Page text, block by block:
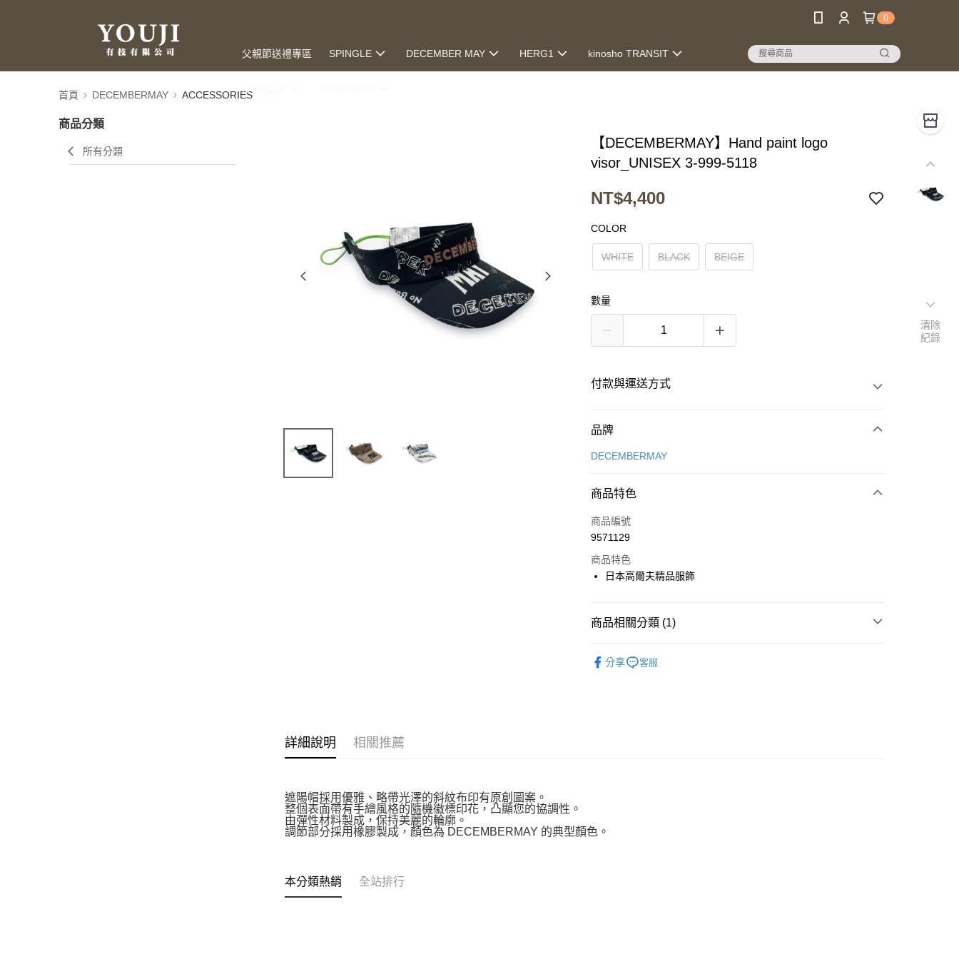
0
父親節送禮專區 SPINGLE DECEMBER MAY HERG1 kinosho TRANSIT
LAHELLA
首頁 DECEMBERMAY ACCESSORIES
商品分類
所有分類
【DECEMBERMAY】Hand paint logo
visor_UNISEX 3-999-5118
NT$4,400
COLOR
WHITE BLACK BEIGE
數量
付款與運送方式
付款方式
信用卡一次付款
全盈+PAY
運送方式
每筆NT$60
每筆NT$60
品牌
DECEMBERMAY
商品特色
商品編號
9571129
商品特色
日本高爾夫精品服飾
商品相關分類 (1)
分享
客服
詳細說明 相關推薦
遮陽帽採用優雅、略帶光澤的斜紋布印有原創圖案。
整個表面帶有手繪風格的隨機徽標印花，凸顯您的協調性。
由彈性材料製成，保持美麗的輪廓。
調節部分採用橡膠製成，顏色為 DECEMBERMAY 的典型顏色。
本分類熱銷 全站排行
清除
紀錄